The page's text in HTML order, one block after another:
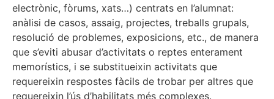
electrònic, fòrums, xats…) centrats en l’alumnat:
anàlisi de casos, assaig, projectes, treballs grupals,
resolució de problemes, exposicions, etc., de manera
que s’eviti abusar d’activitats o reptes enterament
memorístics, i se substitueixin activitats que
requereixin respostes fàcils de trobar per altres que
requereixin l’ús d’habilitats més complexes.